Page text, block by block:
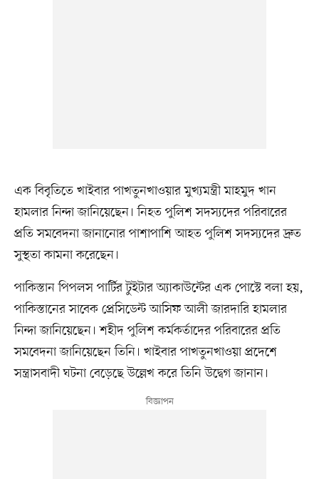
এক বিবৃতিতে খাইবার পাখতুনখাওয়ার মুখ্যমন্ত্রী মাহমুদ খান
হামলার নিন্দা জানিয়েছেন। নিহত পুলিশ সদস্যদের পরিবারের
প্রতি সমবেদনা জানানোর পাশাপাশি আহত পুলিশ সদস্যদের দ্রুত
সুস্থতা কামনা করেছেন।
পাকিস্তান পিপলস পার্টির টুইটার অ্যাকাউন্টের এক পোস্টে বলা হয়,
পাকিস্তানের সাবেক প্রেসিডেন্ট আসিফ আলী জারদারি হামলার
নিন্দা জানিয়েছেন। শহীদ পুলিশ কর্মকর্তাদের পরিবারের প্রতি
সমবেদনা জানিয়েছেন তিনি। খাইবার পাখতুনখাওয়া প্রদেশে
সন্ত্রাসবাদী ঘটনা বেড়েছে উল্লেখ করে তিনি উদ্বেগ জানান।